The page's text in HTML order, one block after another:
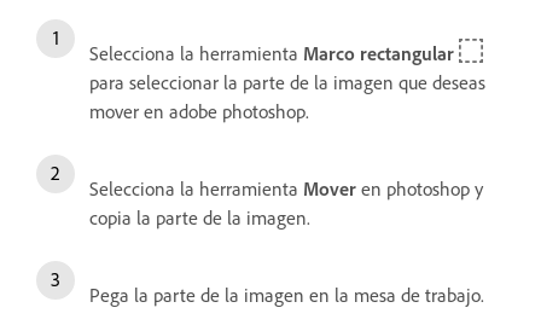
Selecciona la herramienta Marco rectangular
para seleccionar la parte de la imagen que deseas
mover en adobe photoshop.
Selecciona la herramienta Mover en photoshop y
copia la parte de la imagen.
Pega la parte de la imagen en la mesa de trabajo.